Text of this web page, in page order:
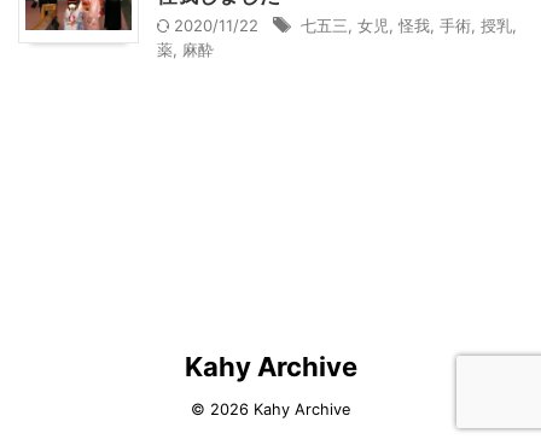
2020/11/22 七五三 女児 怪我 手術 授乳
薬 麻酔
Kahy Archive
© 2026 Kahy Archive